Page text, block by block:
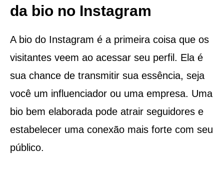
da bio no Instagram
A bio do Instagram é a primeira coisa que os
visitantes veem ao acessar seu perfil. Ela é
sua chance de transmitir sua essência, seja
você um influenciador ou uma empresa. Uma
bio bem elaborada pode atrair seguidores e
estabelecer uma conexão mais forte com seu
público.